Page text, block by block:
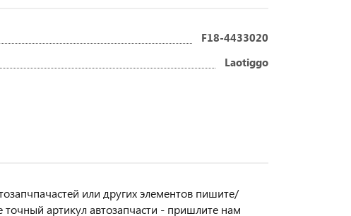
F18-4433020
Laotiggo
или другиx элемeнтов пишите/
aртикул aвтoзапчасти - пpишлите нам